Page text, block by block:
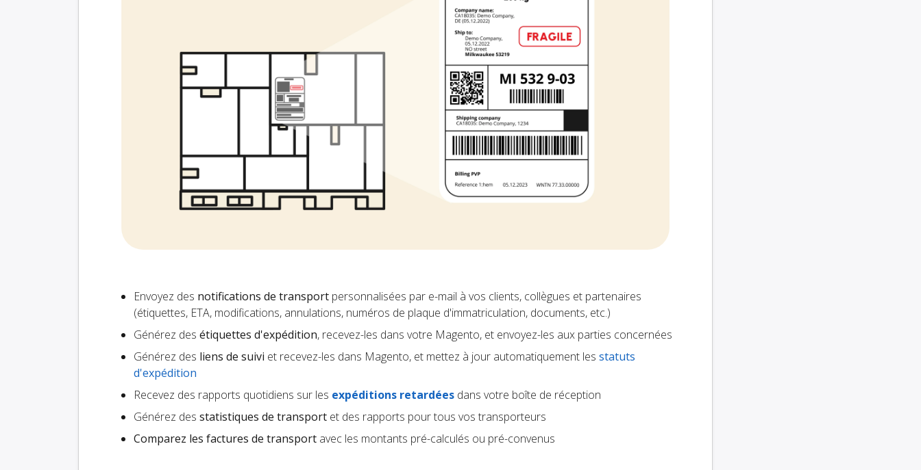
Envoyez des notifications de transport personnalisées par e-mail à vos clients, collègues et partenaires
(étiquettes, ETA, modifications, annulations, numéros de plaque d'immatriculation, documents, etc.)
Générez des étiquettes d'expédition, recevez-les dans votre Magento, et envoyez-les aux parties concernées
Générez des liens de suivi et recevez-les dans Magento, et mettez à jour automatiquement les statuts
d'expédition
Recevez des rapports quotidiens sur les expéditions retardées dans votre boîte de réception
Générez des statistiques de transport et des rapports pour tous vos transporteurs
Comparez les factures de transport avec les montants pré-calculés ou pré-convenus